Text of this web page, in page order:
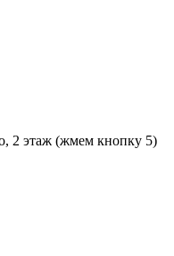
2 этаж (жмем кнопку 5)